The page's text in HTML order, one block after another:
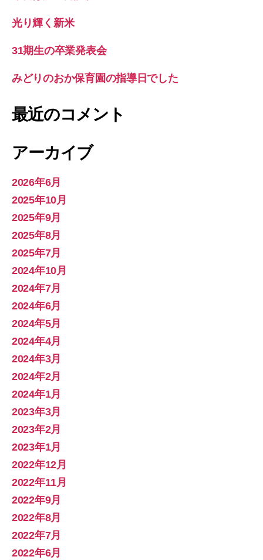
光り輝く新米
31期生の卒業発表会
みどりのおか保育園の指導日でした
最近のコメント
アーカイブ
2026年6月
2025年10月
2025年9月
2025年8月
2025年7月
2024年10月
2024年7月
2024年6月
2024年5月
2024年4月
2024年3月
2024年2月
2024年1月
2023年3月
2023年2月
2023年1月
2022年12月
2022年11月
2022年9月
2022年8月
2022年7月
2022年6月